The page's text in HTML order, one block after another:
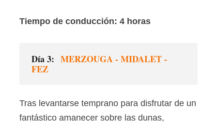
Tiempo de conducción: 4 horas
Día 3: MERZOUGA - MIDALET -
FEZ
Tras levantarse temprano para disfrutar de un
fantástico amanecer sobre las dunas,